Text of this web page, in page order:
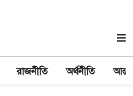
রাজনীতি অর্থনীতি